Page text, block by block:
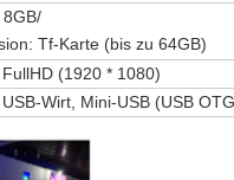
Tf-Karte (bis zu 64GB)
(1920 * 1080)
Wirt, Mini-USB (USB